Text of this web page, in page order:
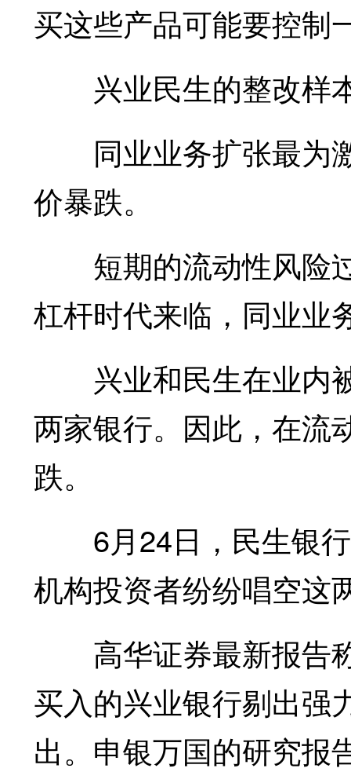
买这些产品可能要控制
兴业民生的整改样
同业业务扩张最为
价暴跌。
短期的流动性风险
杠杆时代来临，同业业
兴业和民生在业内被
两家银行。因此，在流
跌。
6月24日，民生银行
机构投资者纷纷唱空这
高华证券最新报告
买入的兴业银行剔出强
出。申银万国的研究报